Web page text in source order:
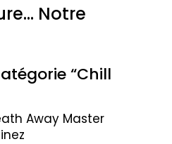
Notre
“Chill
Away Master